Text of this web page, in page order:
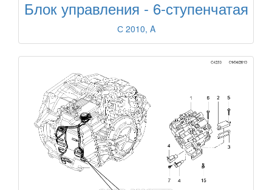
Блок управления - 6-ступенчатая
С 2010, A